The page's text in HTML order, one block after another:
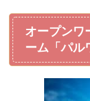
オープンワ
ーム「パル